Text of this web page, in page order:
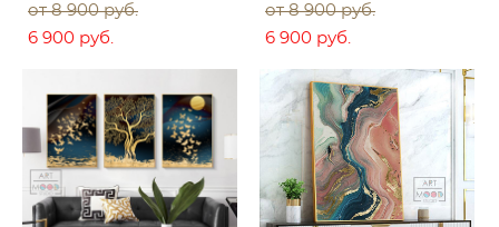
от 8 900 pуб.
6 900 pуб.
от 8 900 pуб.
6 900 pуб.